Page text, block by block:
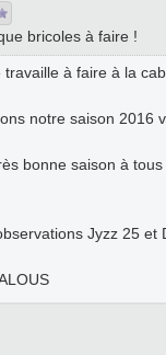
bricoles à faire !
travaille à faire à la
notre saison 2016
bonne saison à
Jyzz 25 et